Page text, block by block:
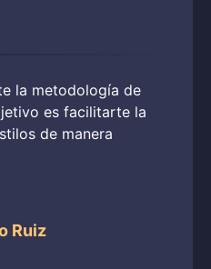
la metodología de
es facilitarte la
de manera
Ruiz